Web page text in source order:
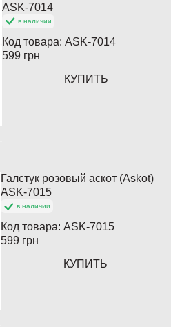
ASK-7014
в наличии
Код товара: ASK-7014
599 грн
КУПИТЬ
Галстук розовый аскот (Askot)
ASK-7015
в наличии
Код товара: ASK-7015
599 грн
КУПИТЬ